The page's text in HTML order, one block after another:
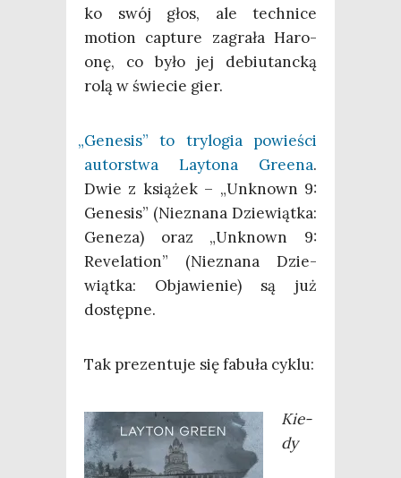
ko swój głos, ale tech­ni­ce
motion cap­tu­re zagra­ła Haro­
onę, co było jej debiu­tanc­ką
rolą w świe­cie gier.
„Gene­sis” to try­lo­gia powie­ści
autor­stwa Lay­to­na Gre­ena.
Dwie z ksią­żek – „Unk­nown 9:
Gene­sis” (Nie­zna­na Dzie­wiąt­ka:
Gene­za) oraz „Unk­nown 9:
Reve­la­tion” (Nie­zna­na Dzie­
wiąt­ka: Obja­wie­nie) są już
dostępne.
Tak pre­zen­tu­je się fabu­ła cyklu:
Kie­
dy